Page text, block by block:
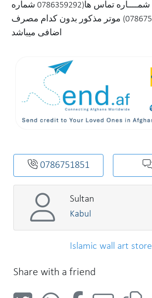
: کابل میباشـــد شمــــاره تماس ها(0786359292 شماره
واتسب(0786751851) موتر مذکور بدون کدام مصرف
اضافی میباشد
0786751851
Sultan
Kabul
Islamic wall art store
Share with a friend